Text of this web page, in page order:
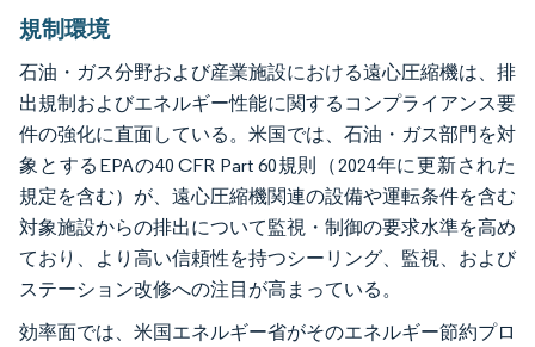
規制環境
石油・ガス分野および産業施設における遠心圧縮機は、排
出規制およびエネルギー性能に関するコンプライアンス要
件の強化に直面している。米国では、石油・ガス部門を対
象とするEPAの40 CFR Part 60規則（2024年に更新された
規定を含む）が、遠心圧縮機関連の設備や運転条件を含む
対象施設からの排出について監視・制御の要求水準を高め
ており、より高い信頼性を持つシーリング、監視、および
ステーション改修への注目が高まっている。
効率面では、米国エネルギー省がそのエネルギー節約プロ